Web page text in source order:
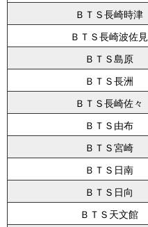
ＢＴＳ長崎時津
ＢＴＳ長崎波佐見
ＢＴＳ島原
ＢＴＳ長洲
ＢＴＳ長崎佐々
ＢＴＳ由布
ＢＴＳ宮崎
ＢＴＳ日南
ＢＴＳ日向
ＢＴＳ天文館